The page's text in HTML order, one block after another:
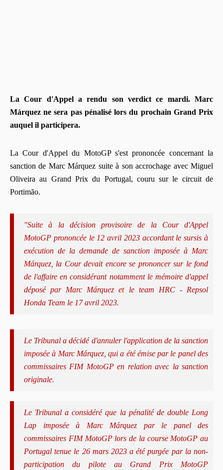
La Cour d'Appel a rendu son verdict ce mardi. Marc
Márquez ne sera pas pénalisé lors du prochain Grand Prix
auquel il participera.
La Cour d'Appel du MotoGP s'est prononcée concernant la
sanction de Marc Márquez suite à son accrochage avec Miguel
Oliveira au Grand Prix du Portugal, couru sur le circuit de
Portimão.
"Suite à la décision provisoire de la Cour d'Appel
MotoGP prononcée le 12 avril 2023 accordant le sursis à
exécution de la demande de sanction imposée à Marc
Márquez, la Cour devait encore se prononcer sur le fond
de l'affaire en considérant notamment le mémoire d'appel
déposé par Marc Márquez et le team HRC - Repsol
Honda Team le 17 avril 2023.
Le Tribunal a décidé d'annuler l'application de la sanction
imposée à Marc Márquez, qui a été émise par le panel des
commissaires FIM MotoGP en relation avec la sanction
originale.
Le Tribunal a considéré que la pénalité de double Long
Lap imposée à Marc Márquez par le panel des
commissaires FIM MotoGP lors de la course MotoGP au
Portugal tenue le 26 mars 2023 a été purgée par la non-
participation du pilote au Grand Prix MotoGP